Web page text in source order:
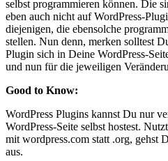
selbst programmieren können. Die
eben auch nicht auf WordPress-
diejenigen, die ebensolche
stellen. Nun denn, merken solltest
Plugin sich in Deine WordPress-
und nun für die jeweiligen
Good to Know:
WordPress Plugins kannst Du nur
WordPress-Seite selbst hostest.
mit wordpress.com statt .org, gehst
aus.